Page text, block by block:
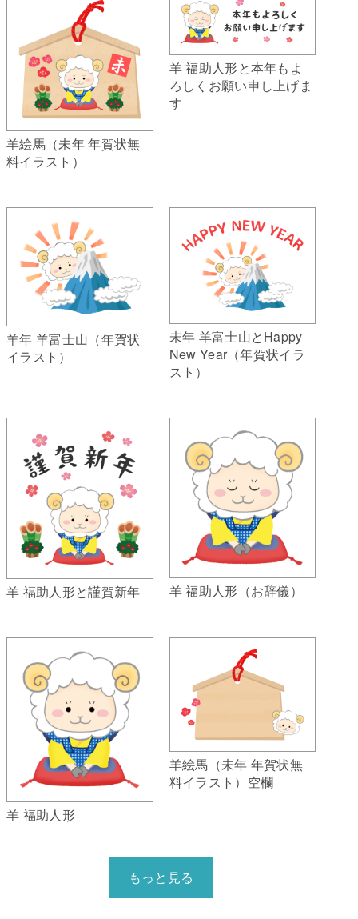
羊絵馬（未年 年賀状無
料イラスト）
羊 福助人形と本年もよ
ろしくお願い申し上げま
す
羊年 羊富士山（年賀状
イラスト）
未年 羊富士山とHappy
New Year（年賀状イラ
スト）
羊 福助人形と謹賀新年 羊 福助人形（お辞儀）
羊 福助人形
羊絵馬（未年 年賀状無
料イラスト）空欄
もっと見る